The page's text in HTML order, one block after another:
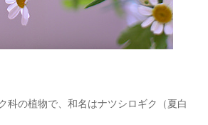
科の植物で、和名はナツシロギク（夏白